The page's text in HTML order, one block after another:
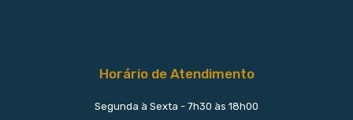
Horário de Atendimento
Segunda à Sexta - 7h30 às 18h00